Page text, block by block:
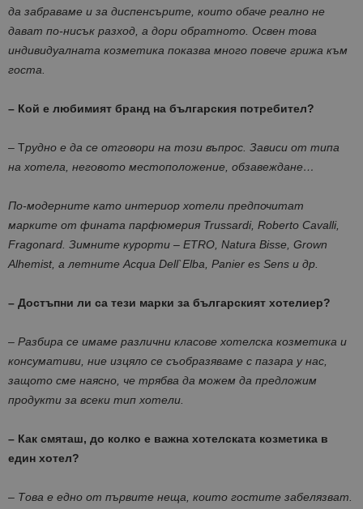
да забраваме и за диспенсърите, които обаче реално не
дават по-нисък разход, а дори обратното. Освен това
индивидуалната козметика показва много повече грижа към
госта.
– Кой е любимият бранд на българския потребител?
– Трудно е да се отговори на този въпрос. Зависи от типа
на хотела, неговото местоположение, обзавеждане…
По-модерните като интериор хотели предпочитат
марките от фината парфюмерия Trussardi, Roberto Cavalli,
Fragonard. Зимните курорти – ETRO, Natura Bisse, Grown
Alhemist, а летните Acqua Dell`Elba, Panier es Sens и др.
– Достъпни ли са тези марки за българският хотелиер?
– Разбира се имаме различни класове хотелска козметика и
консумативи, ние изцяло се съобразяваме с пазара у нас,
защото сме наясно, че трябва да можем да предложим
продукти за всеки тип хотели.
– Как смяташ, до колко е важна хотелската козметика в
един хотел?
– Това е едно от първите неща, които гостите забелязват.